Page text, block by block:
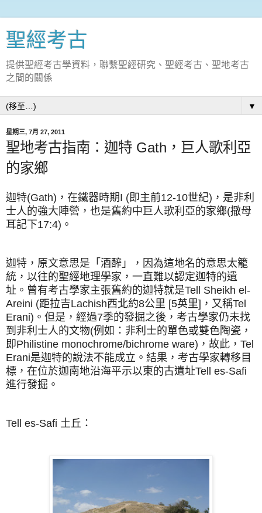
聖經考古
提供聖經考古學資料，聯繫聖經研究、聖經考古、聖地考古
之間的關係
▼
星期三, 7月 27, 2011
聖地考古指南：迦特 Gath，巨人歌利亞
的家鄉
迦特(Gath)，在鐵器時期I (即主前12-10世紀)，是非利
士人的強大陣營，也是舊約中巨人歌利亞的家鄉(撒母
耳記下17:4)。
迦特，原文意思是「酒醡」，因為這地名的意思太籠
統，以往的聖經地理學家，一直難以認定迦特的遺
址。曾有考古學家主張舊約的迦特就是Tell Sheikh el-
Areini (距拉吉Lachish西北約8公里 [5英里]，又稱Tel
Erani)。但是，經過7季的發掘之後，考古學家仍未找
到非利士人的文物(例如：非利士的單色或雙色陶瓷，
即Philistine monochrome/bichrome ware)，故此，Tel
Erani是迦特的說法不能成立。結果，考古學家轉移目
標，在位於迦南地沿海平示以東的古遺址Tell es-Safi
進行發掘。
Tell es-Safi 土丘：